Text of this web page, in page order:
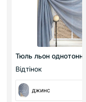
Тюль льон
Відтінок
джинс